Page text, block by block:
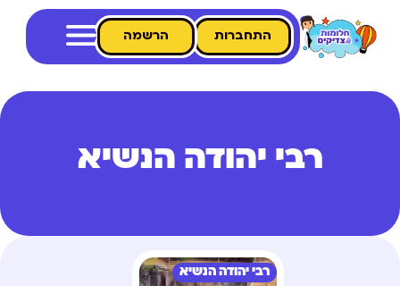
התחברות הרשמה
רבי יהודה הנשיא
רבי יהודה הנשיא